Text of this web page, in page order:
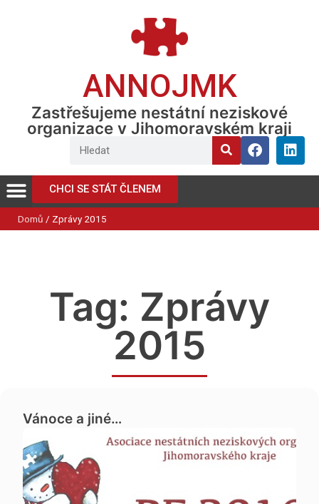
ANNOJMK
Zastřešujeme nestátní neziskové
organizace v Jihomoravském kraji
CHCI SE STÁT ČLENEM
Domů / Zprávy 2015
Tag: Zprávy
2015
Vánoce a jiné…